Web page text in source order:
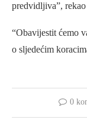
predvidljiva”, rekao
“Obavijestit ćemo
o sljedećim
0